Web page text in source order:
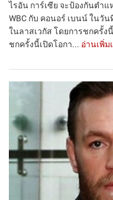
ไรอัน การ์เซีย จะป้องกันตำ
WBC กับ คอนอร์ เบนน์ ในวั
ในลาสเวกัส โดยการชกครั้
ชกครั้งนี้เปิดโอกา... อ่านเพิ่ม